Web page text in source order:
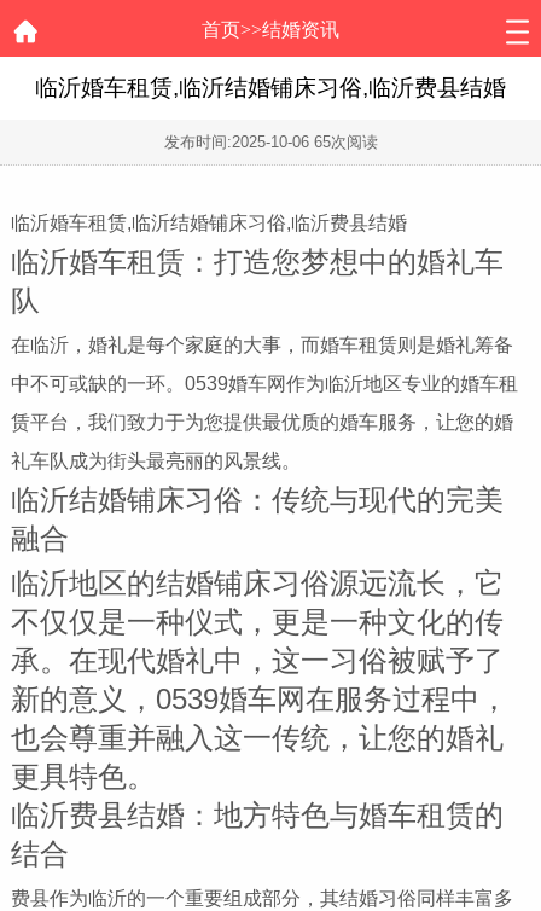
首页>>结婚资讯
临沂婚车租赁,临沂结婚铺床习俗,临沂费县结婚
发布时间:2025-10-0665次阅读
临沂婚车租赁,临沂结婚铺床习俗,临沂费县结婚
临沂婚车租赁：打造您梦想中的婚礼车
队
在临沂，婚礼是每个家庭的大事，而婚车租赁则是婚礼筹备
中不可或缺的一环。0539婚车网作为临沂地区专业的婚车租
赁平台，我们致力于为您提供最优质的婚车服务，让您的婚
礼车队成为街头最亮丽的风景线。
临沂结婚铺床习俗：传统与现代的完美
融合
临沂地区的结婚铺床习俗源远流长，它
不仅仅是一种仪式，更是一种文化的传
承。在现代婚礼中，这一习俗被赋予了
新的意义，0539婚车网在服务过程中，
也会尊重并融入这一传统，让您的婚礼
更具特色。
临沂费县结婚：地方特色与婚车租赁的
结合
费县作为临沂的一个重要组成部分，其结婚习俗同样丰富多